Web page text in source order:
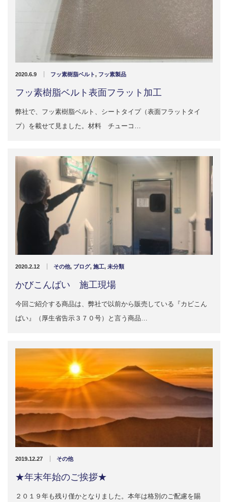
2020.6.9 フッ素樹脂ベルト, フッ素製品
フッ素樹脂ベルト表面フラット加工
弊社で、フッ素樹脂ベルト、シートタイプ（表面フラットタイ
プ）を載せて見ました。材料 チューコ…
2020.2.12 その他, ブログ, 施工, 未分類
かびこんばい 施工現場
今回ご紹介する商品は、弊社で以前から販売している『カビこん
ばい』（厚生省告示３７０号）と言う商品…
2019.12.27 その他
★年末年始のご挨拶★
２０１９年も残り僅かとなりました。本年は格別のご配慮を賜